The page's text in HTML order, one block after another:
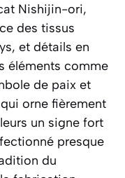
Nishijin-ori,
des tissus
et détails en
éléments comme
de paix et
orne fièrement
un signe fort
presque
du